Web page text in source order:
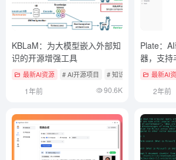
KBLaM：为大模型嵌入外部知
识的开源增强工具
最新AI资源 # AI开源项目 # 知识检索与RAG框架
1年前 90.6K
Plate：
器，支持
最新AI
2年前